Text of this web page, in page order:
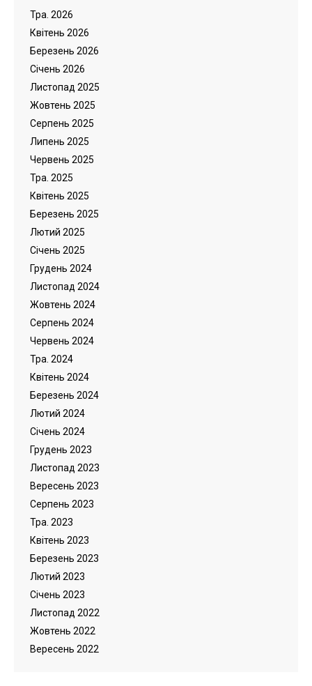
Тра. 2026
Квітень 2026
Березень 2026
Cічень 2026
Листопад 2025
Жовтень 2025
Серпень 2025
Липень 2025
Червень 2025
Тра. 2025
Квітень 2025
Березень 2025
Лютий 2025
Cічень 2025
Грудень 2024
Листопад 2024
Жовтень 2024
Серпень 2024
Червень 2024
Тра. 2024
Квітень 2024
Березень 2024
Лютий 2024
Cічень 2024
Грудень 2023
Листопад 2023
Вересень 2023
Серпень 2023
Тра. 2023
Квітень 2023
Березень 2023
Лютий 2023
Cічень 2023
Листопад 2022
Жовтень 2022
Вересень 2022